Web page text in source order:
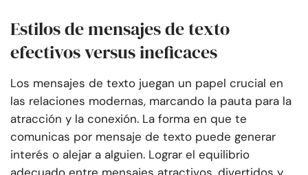
Estilos de mensajes de texto
efectivos versus ineficaces
Los mensajes de texto juegan un papel crucial en
las relaciones modernas, marcando la pauta para la
atracción y la conexión. La forma en que te
comunicas por mensaje de texto puede generar
interés o alejar a alguien. Lograr el equilibrio